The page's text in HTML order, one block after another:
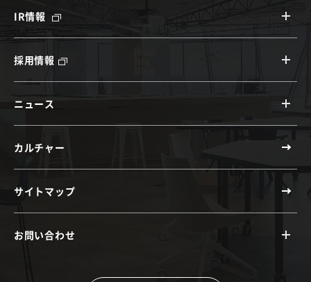
IR情報
採用情報
ニュース
カルチャー
サイトマップ
お問い合わせ